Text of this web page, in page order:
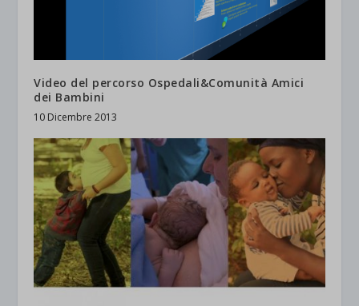
Video del percorso Ospedali&Comunità Amici
dei Bambini
10 Dicembre 2013